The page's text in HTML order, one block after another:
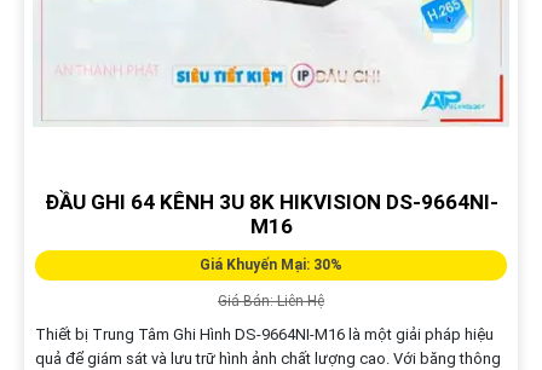
ĐẦU GHI 64 KÊNH 3U 8K HIKVISION DS-9664NI-
M16
Giá Khuyến Mại: 30%
Giá Bán: Liên Hệ
Thiết bị Trung Tâm Ghi Hình DS-9664NI-M16 là một giải pháp hiệu
quả để giám sát và lưu trữ hình ảnh chất lượng cao. Với băng thông